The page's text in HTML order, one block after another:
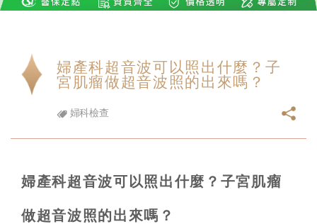
婦產科超音波可以照出什麼？子
宮肌瘤做超音波照的出來嗎？
婦科檢查
婦產科超音波可以照出什麼？子宮肌瘤
做超音波照的出來嗎？